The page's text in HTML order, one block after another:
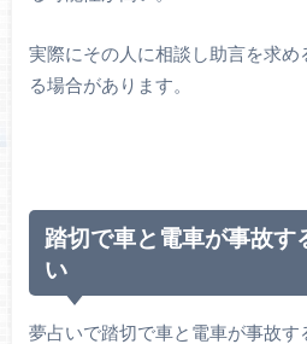
実際にその人に相談し助言を求
る場合があります。
踏切で車と電車が事故す
い
夢占いで踏切で車と電車が事故す